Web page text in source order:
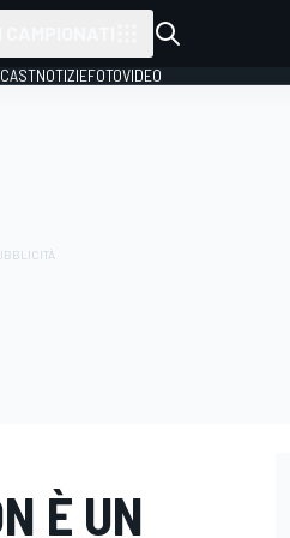
NOTIZIEFOTOVIDEO
È UN